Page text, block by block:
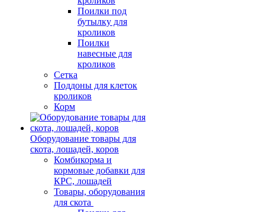
Поилки под
бутылку для
кроликов
Поилки
навесные для
кроликов
Сетка
Поддоны для клеток
кроликов
Корм
Оборудование товары для
скота, лошадей, коров
Комбикорма и
кормовые добавки для
КРС, лошадей
Товары, оборудования
для скота